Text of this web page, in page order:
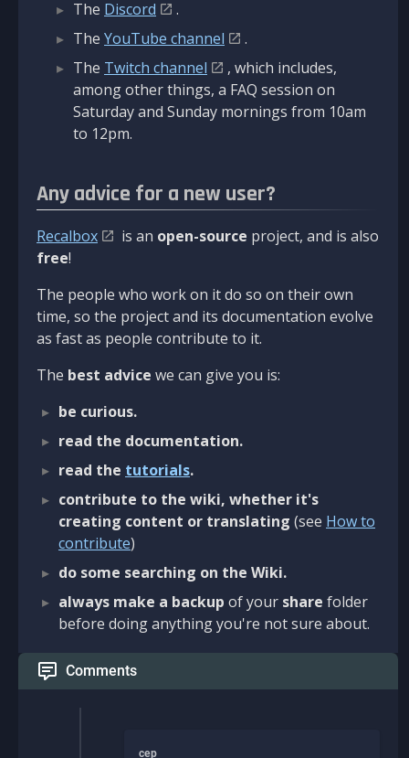
The Discord
.
The YouTube channel
.
The Twitch channel
, which includes,
among other things, a FAQ session on
Saturday and Sunday mornings from 10am
to 12pm.
Any advice for a new user?
Recalbox is an open-source project, and is also
free!
The people who work on it do so on their own
time, so the project and its documentation evolve
as fast as people contribute to it.
The best advice we can give you is:
be curious.
read the documentation.
read the tutorials.
contribute to the wiki, whether it's
creating content or translating (see How to
contribute)
do some searching on the Wiki.
always make a backup of your share folder
before doing anything you're not sure about.
Comments
cep